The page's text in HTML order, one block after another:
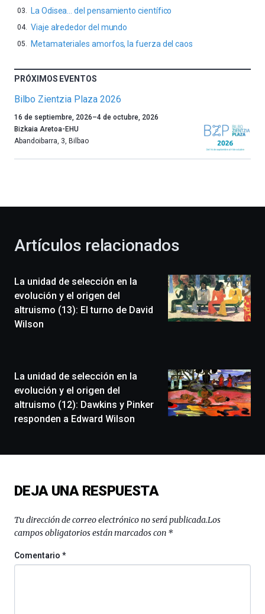
La Odisea… del pensamiento científico
Viaje alrededor del mundo
Metamateriales amorfos, la fuerza del caos
PRÓXIMOS EVENTOS
Bilbo Zientzia Plaza 2026
Un
año
más,
celebración
novena
edición
de
Zientzia
festival
que
llenará
ciudad
docufórums
y
de
ciencia
16
de
16 de septiembre, 2026–4 de octubre, 2026
Bizkaia Aretoa-EHU
Abandoibarra, 3, Bilbao
Artículos relacionados
La unidad de selección en la
evolución y el origen del
altruismo (13): El turno de David
Wilson
La unidad de selección en la
evolución y el origen del
altruismo (12): Dawkins y Pinker
responden a Edward Wilson
DEJA UNA RESPUESTA
Tu dirección de correo electrónico no será publicada.Los
campos obligatorios están marcados con *
Comentario*